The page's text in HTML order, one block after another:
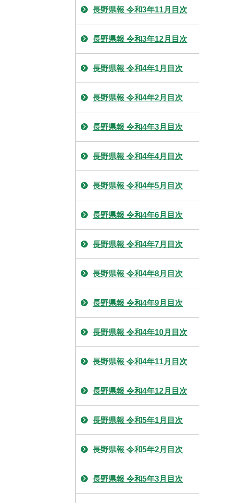
長野県報 令和3年11月目次
長野県報 令和3年12月目次
長野県報 令和4年1月目次
長野県報 令和4年2月目次
長野県報 令和4年3月目次
長野県報 令和4年4月目次
長野県報 令和4年5月目次
長野県報 令和4年6月目次
長野県報 令和4年7月目次
長野県報 令和4年8月目次
長野県報 令和4年9月目次
長野県報 令和4年10月目次
長野県報 令和4年11月目次
長野県報 令和4年12月目次
長野県報 令和5年1月目次
長野県報 令和5年2月目次
長野県報 令和5年3月目次